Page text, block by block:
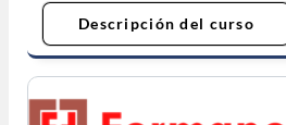
Descripción del curso